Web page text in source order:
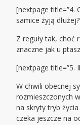
[nextpage title=”4.
samice żyją
Z reguły tak, choć
znaczne jak u
[nextpage title=”5.
W chwili obecnej
rozmieszczonych
na skryty tryb
czeka jeszcze na